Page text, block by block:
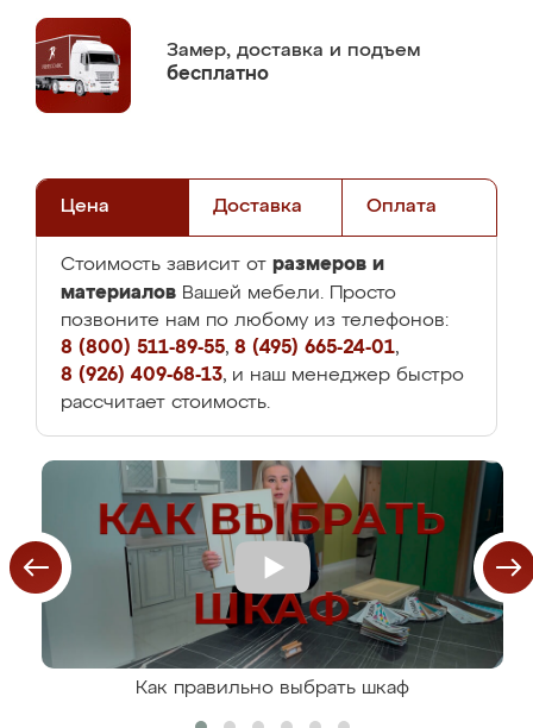
Замер, доставка и подъем
бесплатно
Цена Доставка Оплата
Стоимость зависит от размеров и
материалов Вашей мебели. Просто
позвоните нам по любому из телефонов:
8 (800) 511-89-55, 8 (495) 665-24-01,
8 (926) 409-68-13, и наш менеджер быстро
рассчитает стоимость.
Как правильно выбрать шкаф